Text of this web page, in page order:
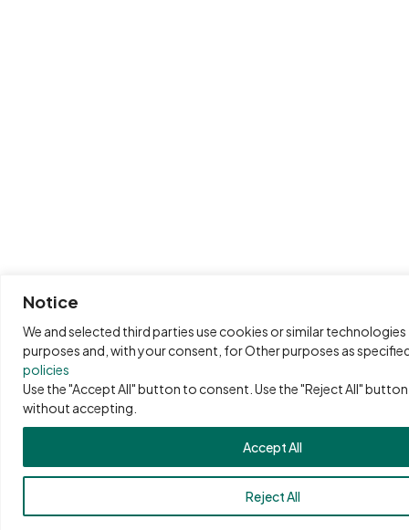
Notice
We and selected third parties use cookies or similar
purposes and, with your consent, for Other purposes as
policies
Use the "Accept All" button to consent. Use the "Reject All"
without accepting.
Reject All
Accept All